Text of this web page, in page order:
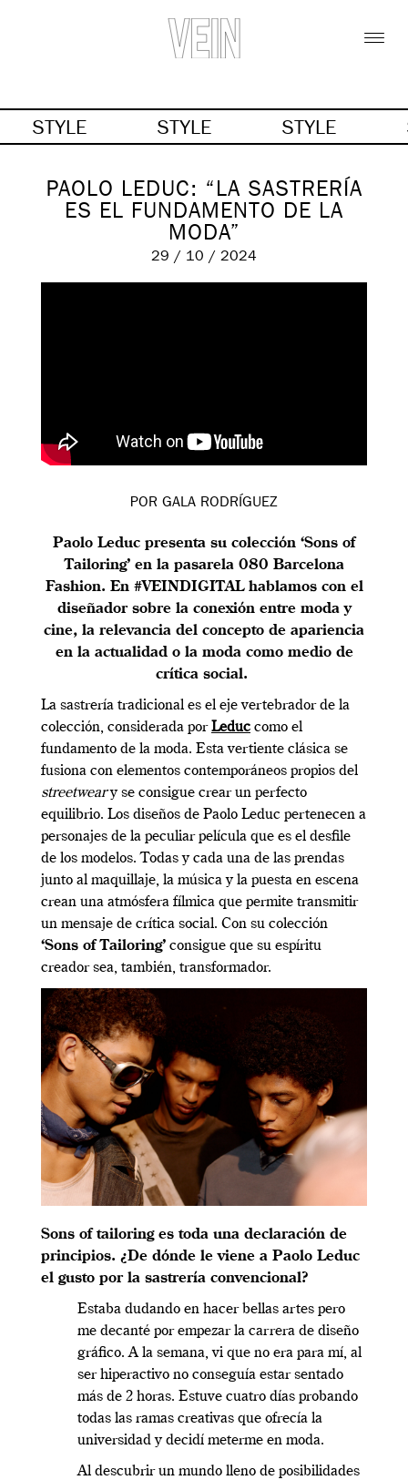
STYLE STYLE STYLE
PAOLO LEDUC: “LA SASTRERÍA
ES EL FUNDAMENTO DE LA
MODA”
29 / 10 / 2024
POR GALA RODRÍGUEZ
Paolo Leduc presenta su colección ‘Sons of
Tailoring’ en la pasarela 080 Barcelona
Fashion. En #VEINDIGITAL hablamos con el
diseñador sobre la conexión entre moda y
cine, la relevancia del concepto de apariencia
en la actualidad o la moda como medio de
crítica social.
La sastrería tradicional es el eje vertebrador de la
colección, considerada porLeduc como el
fundamento de la moda. Esta vertiente clásica se
fusiona con elementos contemporáneos propios del
streetweary se consigue crear un perfecto
equilibrio. Los diseños de Paolo Leduc pertenecen a
personajes de la peculiar película que es el desfile
de los modelos.Todas y cada una de las prendas
junto al maquillaje, la música y la puesta en escena
crean una atmósfera fílmica que permite transmitir
un mensaje de crítica social. Con su colección
‘Sons of Tailoring’ consigue que su espíritu
creador sea, también, transformador.
Sons of tailoring es toda una declaración de
principios. ¿De dónde le viene a Paolo Leduc
el gusto por la sastrería convencional?
Estaba dudando en hacer bellas artes pero
me decanté por empezar la carrera de diseño
gráfico. A la semana, vi que no era para mí, al
ser hiperactivo no conseguía estar sentado
más de 2 horas. Estuve cuatro días probando
todas las ramas creativas que ofrecía la
universidad y decidí meterme en moda.
Al descubrir un mundo lleno de posibilidades